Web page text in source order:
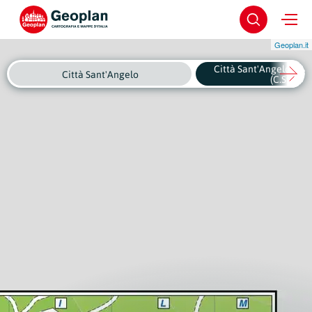
Geoplan.it
Città Sant'Angelo
Città Sant'Angelo -
(C.Stor.)